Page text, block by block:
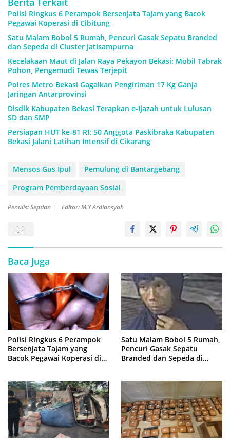
Polisi Ringkus 6 Perampok Bersenjata Tajam yang Bacok
Pegawai Koperasi di Cibitung
Satu Malam Bobol 5 Rumah, Pencuri Gasak Sepatu Branded
dan Sepeda di Cluster Jatisampurna
Kecelakaan Maut di Jalan Raya Pekayon Bekasi: Mobil Tabrak
Pohon, Pengemudi Tewas Terjepit
Polres Metro Bekasi Gagalkan Pengiriman 17 Kg Ganja
Jaringan Antarprovinsi
Disdik Kabupaten Bekasi Terapkan e-Ijazah untuk Lulusan
SD dan SMP
Persiapan HUT ke-81 RI: 50 Anggota Paskibraka Kabupaten
Bekasi Jalani Latihan Intensif di Cikarang
Mensos Gus Ipul
Pemulung di Bantargebang
Program Pemberdayaan Sosial
Penulis: Septian Editor: M.Y Ardiansyah
Baca Juga
Polisi Ringkus 6 Perampok
Bersenjata Tajam yang
Bacok Pegawai Koperasi di
Satu Malam Bobol 5 Rumah,
Pencuri Gasak Sepatu
Branded dan Sepeda di